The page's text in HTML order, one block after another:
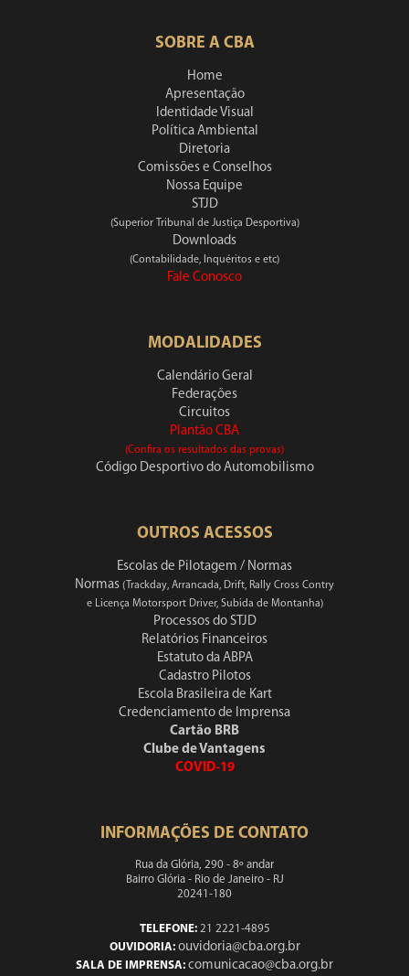
SOBRE A CBA
Home
Apresentação
Identidade Visual
Política Ambiental
Diretoria
Comissões e Conselhos
Nossa Equipe
STJD
(Superior Tribunal de Justiça Desportiva)
Downloads
(Contabilidade, Inquéritos e etc)
Fale Conosco
MODALIDADES
Calendário Geral
Federações
Circuitos
Plantão CBA
(Confira os resultados das provas)
Código Desportivo do Automobilismo
OUTROS ACESSOS
Escolas de Pilotagem / Normas
Normas (Trackday, Arrancada, Drift, Rally Cross Contry
e Licença Motorsport Driver, Subida de Montanha)
Processos do STJD
Relatórios Financeiros
Estatuto da ABPA
Cadastro Pilotos
Escola Brasileira de Kart
Credenciamento de Imprensa
Cartão BRB
Clube de Vantagens
COVID-19
INFORMAÇÕES DE CONTATO
Rua da Glória, 290 - 8º andar
Bairro Glória - Rio de Janeiro - RJ
20241-180
TELEFONE:21 2221-4895
OUVIDORIA: ouvidoria@cba.org.br
SALA DE IMPRENSA: comunicacao@cba.org.br